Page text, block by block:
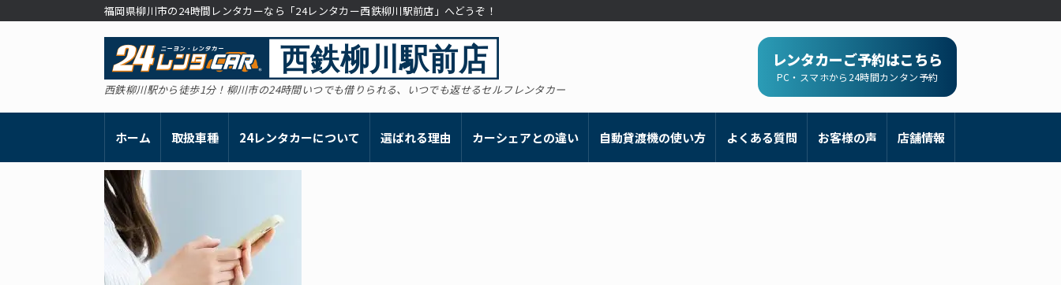
ン
キ
福岡県柳川市の24時間レンタカーなら「24レンタカー西鉄柳川駅前店」へどうぞ！
西鉄柳川駅から徒歩1分！柳川市の24時間いつでも借りられる、いつでも返せるセルフレンタカー
レンタカーご予約はこちら
PC・スマホから24時間カンタン予約
ホーム 取扱車種 24レンタカーについて 選ばれる理由 カーシェアとの違い 自動貸渡機の使い方 よくある質問 お客様の声 店舗情報